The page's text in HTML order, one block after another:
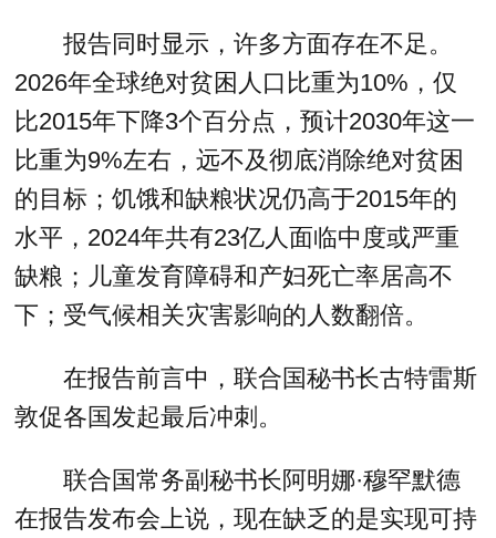
报告同时显示，许多方面存在不足。
2026年全球绝对贫困人口比重为10%，仅
比2015年下降3个百分点，预计2030年这一
比重为9%左右，远不及彻底消除绝对贫困
的目标；饥饿和缺粮状况仍高于2015年的
水平，2024年共有23亿人面临中度或严重
缺粮；儿童发育障碍和产妇死亡率居高不
下；受气候相关灾害影响的人数翻倍。
在报告前言中，联合国秘书长古特雷斯
敦促各国发起最后冲刺。
联合国常务副秘书长阿明娜·穆罕默德
在报告发布会上说，现在缺乏的是实现可持